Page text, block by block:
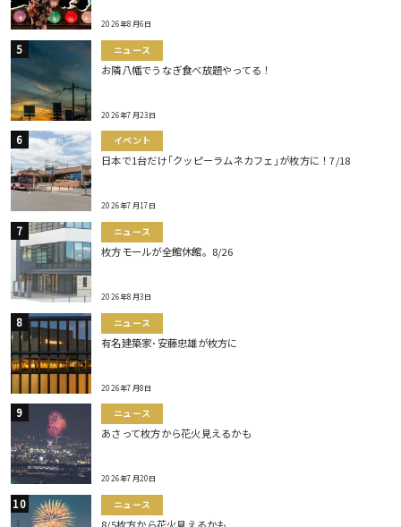
2026年8月6日
ニュース
お隣八幡でうなぎ食べ放題やってる！
2026年7月23日
イベント
日本で1台だけ｢クッピーラムネカフェ｣が枚方に！7/18
2026年7月17日
ニュース
枚方モールが全館休館。8/26
2026年8月3日
ニュース
有名建築家･安藤忠雄が枚方に
2026年7月8日
ニュース
あさって枚方から花火見えるかも
2026年7月20日
ニュース